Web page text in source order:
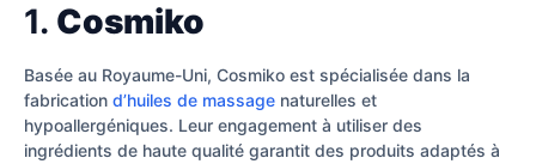
1. Cosmiko
Basée au Royaume-Uni, Cosmiko est spécialisée dans la
fabrication d’huiles de massage naturelles et
hypoallergéniques. Leur engagement à utiliser des
ingrédients de haute qualité garantit des produits adaptés à